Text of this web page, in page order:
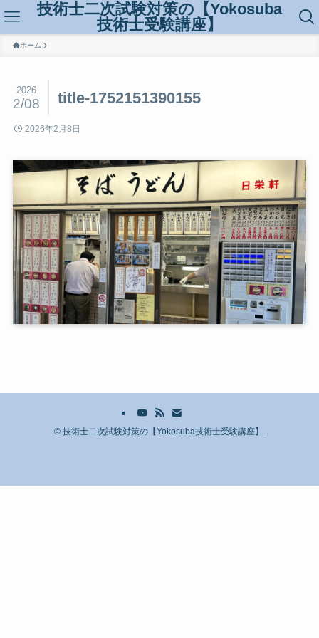
技術士二次試験対策の【Yokosuba
技術士受験講座】
ホーム
title-1752151390155
2026
2/08
2026年2月8日
©技術士二次試験対策の【Yokosuba技術士受験講座】.